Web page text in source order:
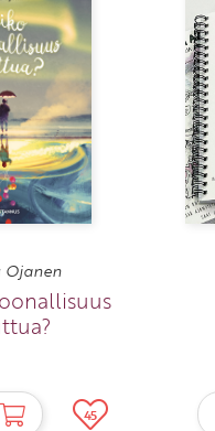
Ojanen
45